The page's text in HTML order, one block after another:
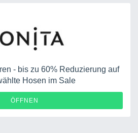
- bis zu 60% Reduzierung auf
Hosen im Sale
ÖFFNEN